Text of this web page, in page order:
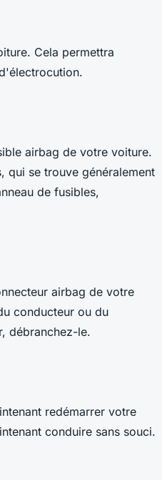
Cela permettra
airbag de votre voiture.
qui se trouve généralement
de fusibles,
airbag de votre
conducteur ou du
débranchez-le.
redémarrer votre
conduire sans souci.